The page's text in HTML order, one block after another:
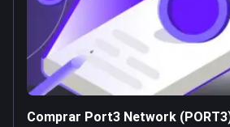
Comprar Port3 Network